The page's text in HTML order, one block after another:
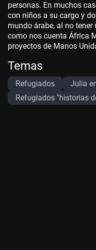
personas. En muchos
con niños a su cargo y
mundo árabe, al no
como nos cuenta África
proyectos de Manos
Temas
Refugiados Julia
Refugiados "historias